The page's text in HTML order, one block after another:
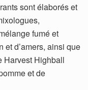
sont élaborés et
fumé et
et d’amers, ainsi que
Harvest Highball
et de